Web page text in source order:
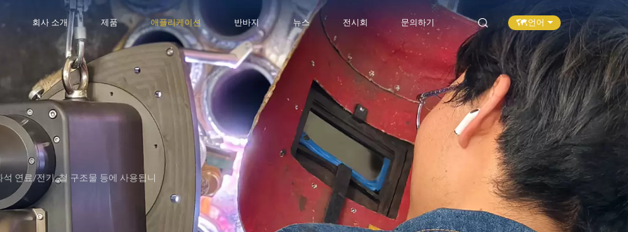
회사 소개 제품 애플리케이션 반바지 뉴스 전시회 문의하기 언어
석 연료/전기, 철 구조물 등에 사용됩니